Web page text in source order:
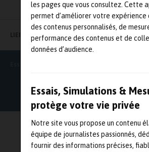
les pages que vous consultez. Cette
permet d’améliorer votre expérience
des contenus personnalisés, de
performance des contenus et de
données d’audience.
Essais, Simulations &
protège votre vie privée
Notre site vous propose un contenu
équipe de journalistes passionnés,
fournir des informations précises,
LIENS UTILES